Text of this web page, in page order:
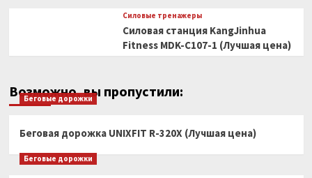
Силовые тренажеры
Силовая станция KangJinhua
Fitness MDK-C107-1 (Лучшая цена)
Возможно, вы пропустили:
Беговые дорожки
Беговая дорожка UNIXFIT R-320X (Лучшая цена)
Беговые дорожки